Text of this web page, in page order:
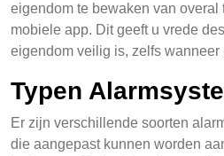
eigendom te bewaken van overal
mobiele app. Dit geeft u vrede
eigendom veilig is, zelfs wanneer
Typen
Er zijn verschillende soorten
die aangepast kunnen worden